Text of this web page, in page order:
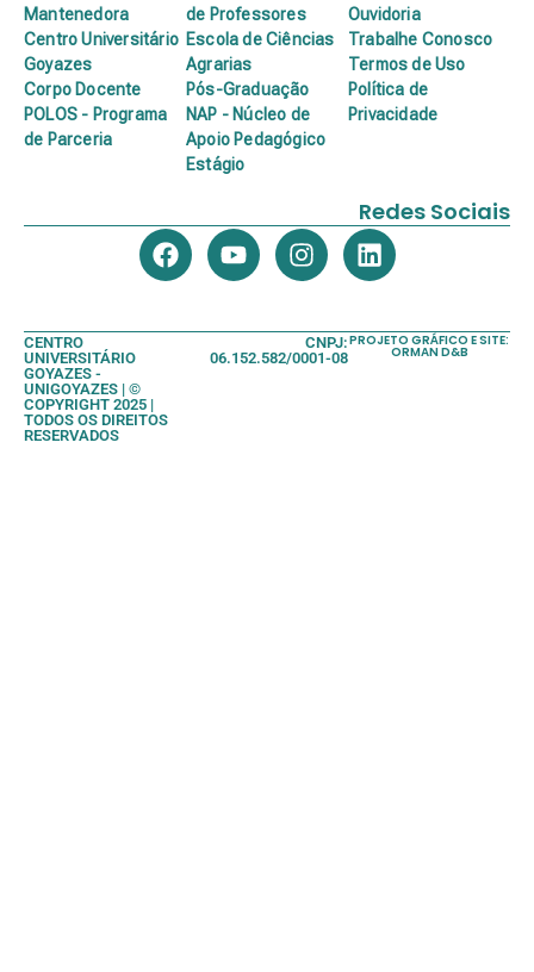
Mantenedora
Centro Universitário
Goyazes
Corpo Docente
POLOS - Programa
de Parceria
de Professores
Escola de Ciências
Agrarias
Pós-Graduação
NAP - Núcleo de
Apoio Pedagógico
Estágio
Ouvidoria
Trabalhe Conosco
Termos de Uso
Política de
Privacidade
Redes Sociais
CENTRO
UNIVERSITÁRIO
GOYAZES -
UNIGOYAZES | ©
COPYRIGHT 2025 |
TODOS OS DIREITOS
RESERVADOS
CNPJ:
06.152.582/0001-08
PROJETO GRÁFICO E SITE:
ORMAN D&B